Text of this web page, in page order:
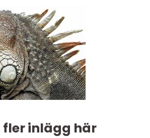
fler inlägg här